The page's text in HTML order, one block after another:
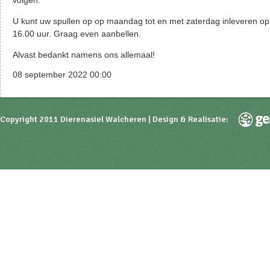
U kunt uw spullen op op maandag tot en met zaterdag inleveren
16.00 uur. Graag even aanbellen.
Alvast bedankt namens ons allemaal!
08 september 2022 00:00
Copyright 2011 Dierenasiel Walcheren | Design & Realisatie: